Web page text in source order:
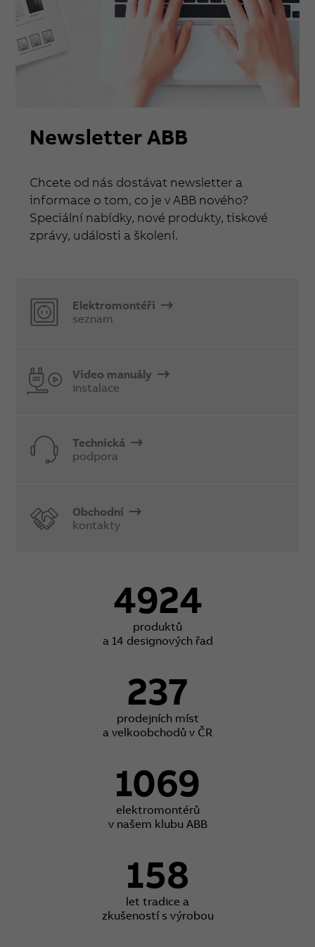
Newsletter ABB
Chcete od nás dostávat newsletter a
informace o tom, co je v ABB nového?
Speciální nabídky, nové produkty, tiskové
zprávy, události a školení.
Elektromontéři
seznam
Video manuály
instalace
Technická
podpora
Obchodní
kontakty
4924
produktů
a 14 designových řad
237
prodejních míst
a velkoobchodů v ČR
1069
elektromontérů
v našem klubu ABB
158
let tradice a
zkušeností s výrobou